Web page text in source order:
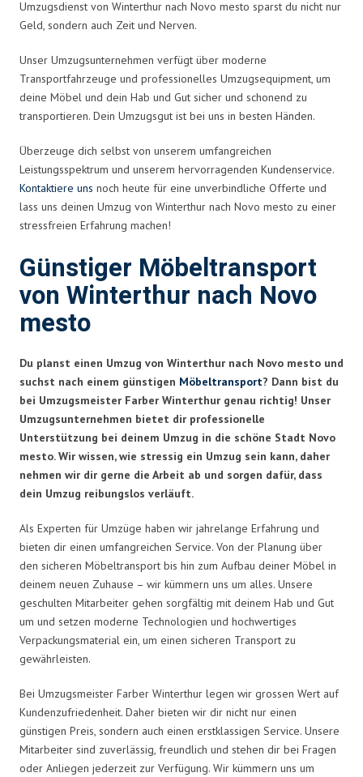
Umzugsdienst von Winterthur nach Novo mesto sparst du nicht nur
Geld, sondern auch Zeit und Nerven.
Unser Umzugsunternehmen verfügt über moderne
Transportfahrzeuge und professionelles Umzugsequipment, um
deine Möbel und dein Hab und Gut sicher und schonend zu
transportieren. Dein Umzugsgut ist bei uns in besten Händen.
Überzeuge dich selbst von unserem umfangreichen
Leistungsspektrum und unserem hervorragenden Kundenservice.
Kontaktiere uns noch heute für eine unverbindliche Offerte und
lass uns deinen Umzug von Winterthur nach Novo mesto zu einer
stressfreien Erfahrung machen!
Günstiger Möbeltransport
von Winterthur nach Novo
mesto
Du planst einen Umzug von Winterthur nach Novo mesto und
suchst nach einem günstigen Möbeltransport? Dann bist du
bei Umzugsmeister Farber Winterthur genau richtig! Unser
Umzugsunternehmen bietet dir professionelle
Unterstützung bei deinem Umzug in die schöne Stadt Novo
mesto. Wir wissen, wie stressig ein Umzug sein kann, daher
nehmen wir dir gerne die Arbeit ab und sorgen dafür, dass
dein Umzug reibungslos verläuft.
Als Experten für Umzüge haben wir jahrelange Erfahrung und
bieten dir einen umfangreichen Service. Von der Planung über
den sicheren Möbeltransport bis hin zum Aufbau deiner Möbel in
deinem neuen Zuhause – wir kümmern uns um alles. Unsere
geschulten Mitarbeiter gehen sorgfältig mit deinem Hab und Gut
um und setzen moderne Technologien und hochwertiges
Verpackungsmaterial ein, um einen sicheren Transport zu
gewährleisten.
Bei Umzugsmeister Farber Winterthur legen wir grossen Wert auf
Kundenzufriedenheit. Daher bieten wir dir nicht nur einen
günstigen Preis, sondern auch einen erstklassigen Service. Unsere
Mitarbeiter sind zuverlässig, freundlich und stehen dir bei Fragen
oder Anliegen jederzeit zur Verfügung. Wir kümmern uns um